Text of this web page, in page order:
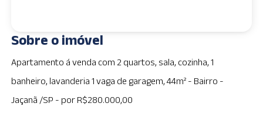
Sobre o imóvel
Apartamento á venda com 2 quartos, sala, cozinha, 1
banheiro, lavanderia 1 vaga de garagem, 44m² - Bairro -
Jaçanã /SP - por R$280.000,00